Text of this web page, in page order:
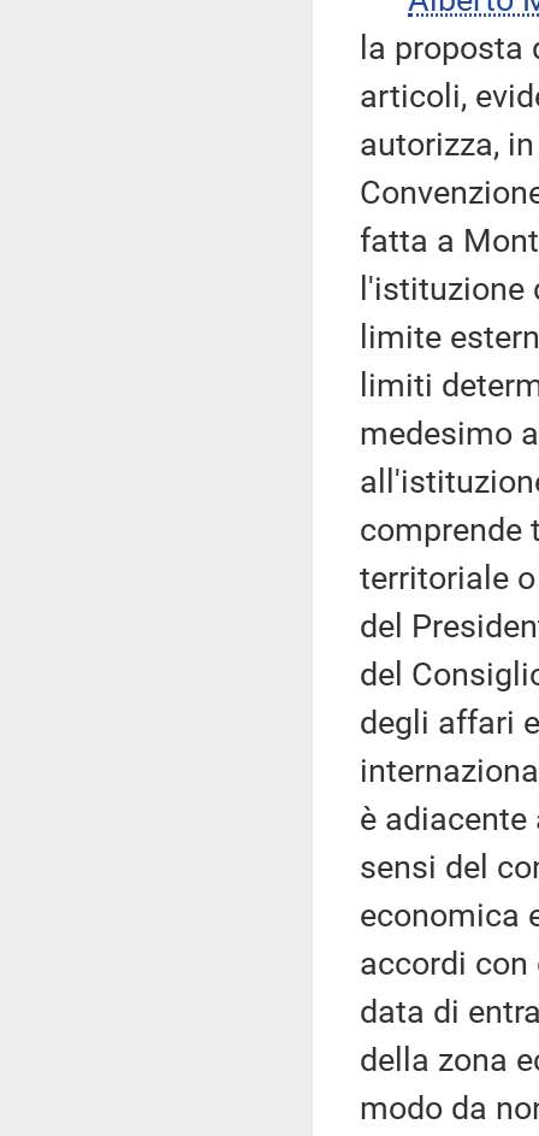
la
articoli,
autorizza,
fatta a
l'istituzione
limite
limiti
medesimo
comprende
territoriale
del
del
degli affari
è
sensi del
economica
accordi
data di
della zona
modo da